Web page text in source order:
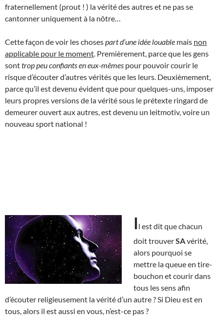
fraternellement (prout ! ) la vérité des autres et ne pas se
cantonner uniquement à la nôtre…
Cette façon de voir les chosespart d’une idée louable mais non
applicable pour le moment . Premièrement, parce que les gens
sonttrop peu confiants en eux-mêmes pour pouvoir courir le
risque d’écouter d’autres vérités que les leurs. Deuxièmement,
parce qu’il est devenu évident que pour quelques-uns, imposer
leurs propres versions de la vérité sous le prétexte ringard de
demeurer ouvert aux autres, est devenu un leitmotiv, voire un
nouveau sport national !
Il est dit que chacun
doit trouverSAvérité,
alors pourquoi se
mettre la queue en tire-
bouchon et courir dans
tous les sens afin
d’écouter religieusement la vérité d’un autre ? Si Dieu est en
tous, alors il est aussi en vous, n’est-ce pas ?